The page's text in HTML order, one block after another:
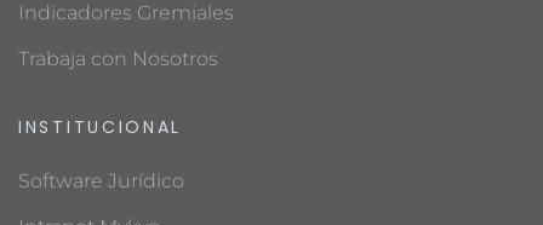
Indicadores Gremiales
Trabaja con Nosotros
INSTITUCIONAL
Software Jurídico